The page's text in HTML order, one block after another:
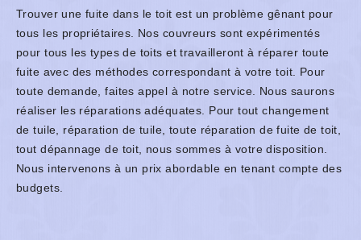
Trouver une fuite dans le toit est un problème gênant pour
tous les propriétaires. Nos couvreurs sont expérimentés
pour tous les types de toits et travailleront à réparer toute
fuite avec des méthodes correspondant à votre toit. Pour
toute demande, faites appel à notre service. Nous saurons
réaliser les réparations adéquates. Pour tout changement
de tuile, réparation de tuile, toute réparation de fuite de toit,
tout dépannage de toit, nous sommes à votre disposition.
Nous intervenons à un prix abordable en tenant compte des
budgets.